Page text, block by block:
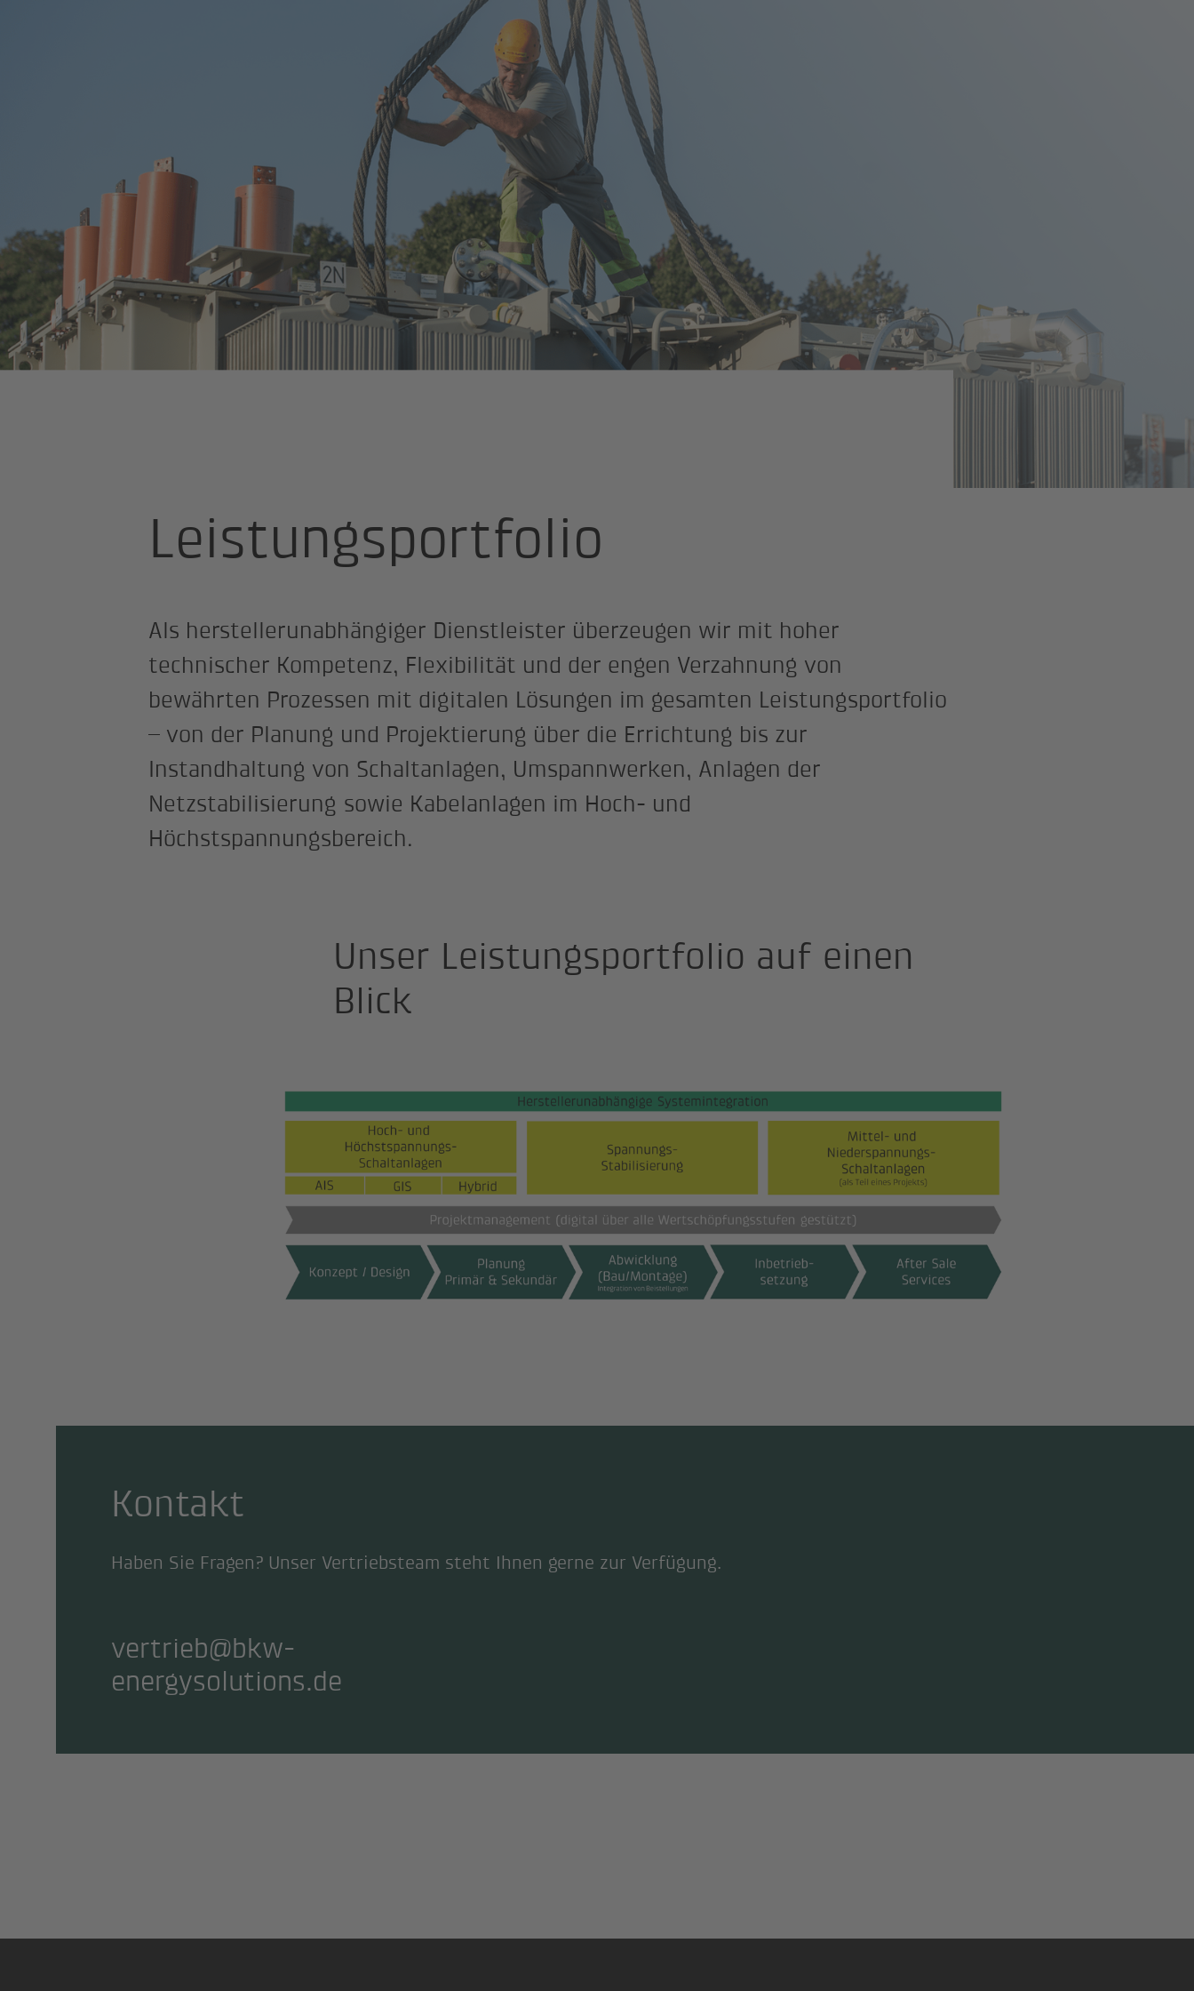
Leistungsportfolio
Als herstellerunabhängiger Dienstleister überzeugen wir mit hoher
technischer Kompetenz, Flexibilität und der engen Verzahnung von
bewährten Prozessen mit digitalen Lösungen im gesamten Leistungsportfolio
– von der Planung und Projektierung über die Errichtung bis zur
Instandhaltung von Schaltanlagen, Umspannwerken, Anlagen der
Netzstabilisierung sowie Kabelanlagen im Hoch- und
Höchstspannungsbereich.
Unser Leistungsportfolio auf einen
Blick
Kontakt
Haben Sie Fragen? Unser Vertriebsteam steht Ihnen gerne zur Verfügung.
vertrieb@bkw-
energysolutions.de